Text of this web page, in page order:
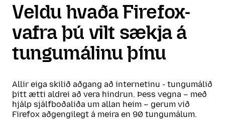
Veldu hvaða Firefox-
vafra þú vilt sækja á
tungumálinu þínu
Allir eiga skilið aðgang að internetinu - tungumálið
þitt ætti aldrei að vera hindrun. Þess vegna – með
hjálp sjálfboðaliða um allan heim – gerum við
Firefox aðgengilegt á meira en 90 tungumálum.